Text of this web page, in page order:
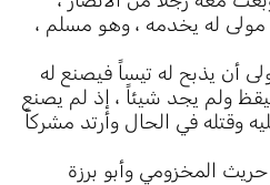
له يخدمه ، وهو مسلم ،
أن يذبح له تيساً فيصنع له
ولم يجد شيئاً ، إذ لم يصنع
وقتله في الحال وأرتد مشركاً
المخزومي وأبو برزة